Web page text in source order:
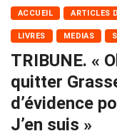
ACCUEIL ARTICLES
LIVRES MEDIAS
TRIBUNE. «
quitter
d’évidence
J’en suis »